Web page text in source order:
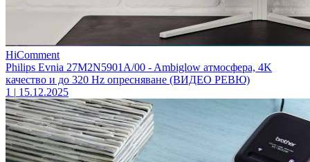
HiComment
Philips Evnia 27M2N5901A/00 - Ambiglow атмосфера, 4K
качество и до 320 Hz опресняване (ВИДЕО РЕВЮ)
1 | 15.12.2025